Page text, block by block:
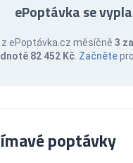
ePoptávka se
z ePoptávka.cz měsíčně 3
82 452 Kč Začněte
poptávky